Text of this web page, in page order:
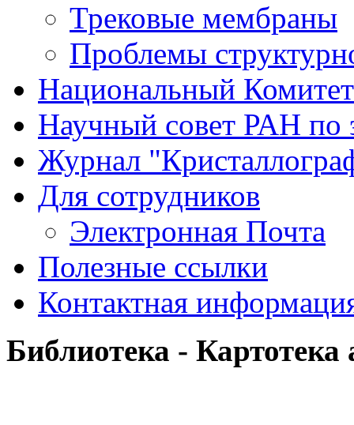
Трековые мембраны
Проблемы
Национальный
Научный совет РАН по
Журнал
Для сотрудников
Электронная Почта
Полезные ссылки
Контактная
Библиотека - Картотека